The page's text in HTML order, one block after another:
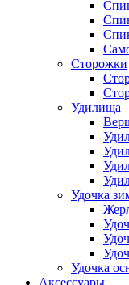
Сторожки
Удилища
Удочка
Удочка
Аксессуары